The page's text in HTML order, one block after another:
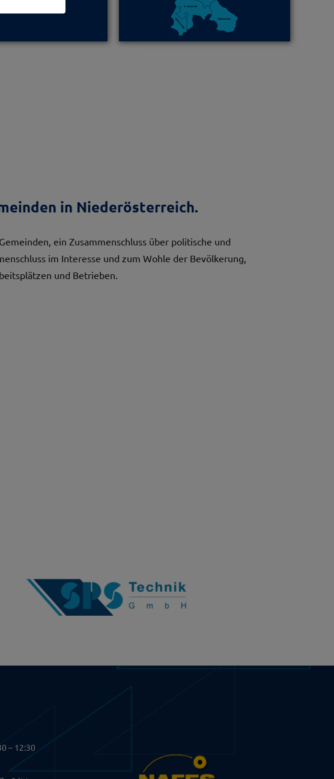
in Niederösterreich.
ein Zusammenschluss über politische und
im Interesse und zum Wohle der Bevölkerung,
und Betrieben.
– 12:30